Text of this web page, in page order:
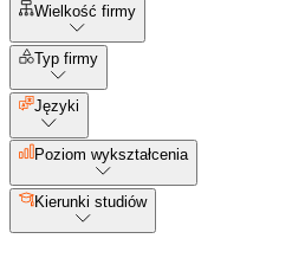
Wielkość firmy
Typ firmy
Języki
Poziom wykształcenia
Kierunki studiów